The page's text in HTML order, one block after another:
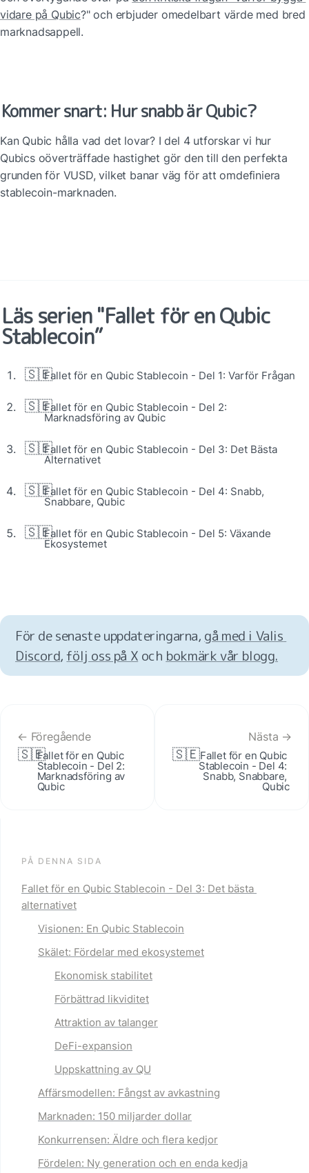
vidare på Qubic?" och erbjuder omedelbart värde med bred
marknadsappell.
Kommer snart: Hur snabb är Qubic?
Kan Qubic hålla vad det lovar? I del 4 utforskar vi hur
Qubics oöverträffade hastighet gör den till den perfekta
grunden för VUSD, vilket banar väg för att omdefiniera
stablecoin-marknaden.
Läs serien "Fallet för en Qubic
Stablecoin”
🇸🇪Fallet för en Qubic Stablecoin - Del 1: Varför Frågan
🇸🇪Fallet för en Qubic Stablecoin - Del 2:
Marknadsföring av Qubic
🇸🇪Fallet för en Qubic Stablecoin - Del 3: Det Bästa
Alternativet
🇸🇪Fallet för en Qubic Stablecoin - Del 4: Snabb,
Snabbare, Qubic
🇸🇪Fallet för en Qubic Stablecoin - Del 5: Växande
Ekosystemet
För de senaste uppdateringarna, gå med i Valis
Discord, följ oss på X och bokmärk vår blogg.
← Föregående
🇸🇪Fallet för en Qubic
Stablecoin - Del 2:
Marknadsföring av
Qubic
Nästa →
🇸🇪Fallet för en Qubic
Stablecoin - Del 4:
Snabb, Snabbare,
Qubic
PÅ DENNA SIDA
Fallet för en Qubic Stablecoin - Del 3: Det bästa
alternativet
Visionen: En Qubic Stablecoin
Skälet: Fördelar med ekosystemet
Ekonomisk stabilitet
Förbättrad likviditet
Attraktion av talanger
DeFi-expansion
Uppskattning av QU
Affärsmodellen: Fångst av avkastning
Marknaden: 150 miljarder dollar
Konkurrensen: Äldre och flera kedjor
Fördelen: Ny generation och en enda kedja